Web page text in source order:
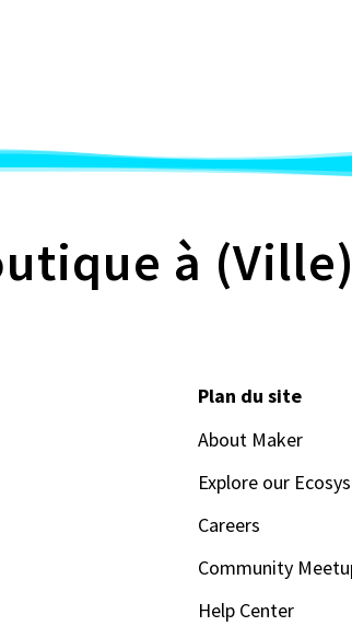
à (Ville)
Plan du site
About Maker
Explore our
Careers
Community
Help Center